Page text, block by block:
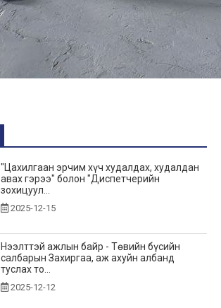
"Цахилгаан эрчим хүч худалдах, худалдан
авах гэрээ" болон "Диспетчерийн
зохицуул...
2025-12-15
Нээлттэй ажлын байр - Төвийн бүсийн
салбарын Захиргаа, аж ахуйн албанд
туслах то...
2025-12-12